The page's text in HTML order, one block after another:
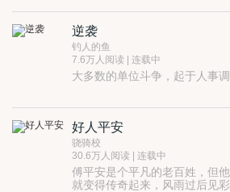
逆袭
钓人的鱼
7.6万人阅读 | 连载中
大多数的单位斗争，起于人事
好人平安
骁骑校
30.6万人阅读 | 连载中
傅平安是个平凡的老百姓，但
就变得传奇起来，风雨过后见